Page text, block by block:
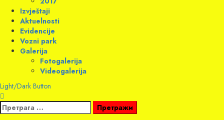
Izvještaji
Aktuelnosti
Evidencije
Vozni park
Galerija
Fotogalerija
Videogalerija
Light/Dark Button
Претрага
за: